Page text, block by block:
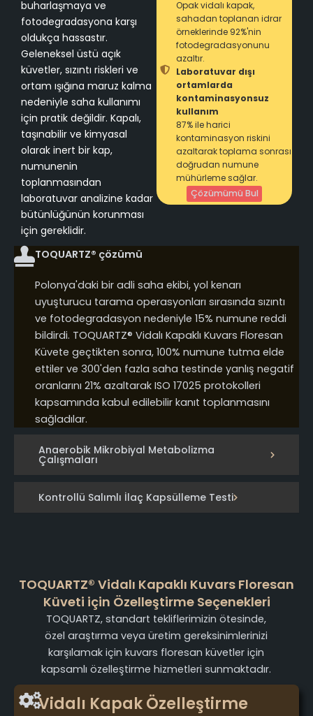
Anaerobik Mikrobiyal Metabolizma
Çalışmaları
Kontrollü Salımlı İlaç Kapsülleme Testi
buharlaşmaya ve
fotodegradasyona karşı
oldukça hassastır.
Geleneksel üstü açık
küvetler, sızıntı riskleri ve
ortam ışığına maruz kalma
nedeniyle saha kullanımı
için pratik değildir. Kapalı,
taşınabilir ve kimyasal
olarak inert bir kap,
numunenin
toplanmasından
laboratuvar analizine kadar
bütünlüğünün korunması
için gereklidir.
Opak vidalı kapak,
sahadan toplanan idrar
örneklerinde 92%'nin
fotodegradasyonunu
azaltır.
Laboratuvar dışı
ortamlarda
kontaminasyonsuz
kullanım
87% ile harici
kontaminasyon riskini
azaltarak toplama sonrası
doğrudan numune
mühürleme sağlar.
Çözümümü Bul
TOQUARTZ® çözümü
Polonya'daki bir adli saha ekibi, yol kenarı
uyuşturucu tarama operasyonları sırasında sızıntı
ve fotodegradasyon nedeniyle 15% numune reddi
bildirdi. TOQUARTZ® Vidalı Kapaklı Kuvars Floresan
Küvete geçtikten sonra, 100% numune tutma elde
ettiler ve 300'den fazla saha testinde yanlış negatif
oranlarını 21% azaltarak ISO 17025 protokolleri
kapsamında kabul edilebilir kanıt toplanmasını
sağladılar.
TOQUARTZ® Vidalı Kapaklı Kuvars Floresan
Küveti için Özelleştirme Seçenekleri
TOQUARTZ, standart tekliflerimizin ötesinde,
özel araştırma veya üretim gereksinimlerinizi
karşılamak için kuvars floresan küvetler için
kapsamlı özelleştirme hizmetleri sunmaktadır.
Vidalı Kapak Özelleştirme